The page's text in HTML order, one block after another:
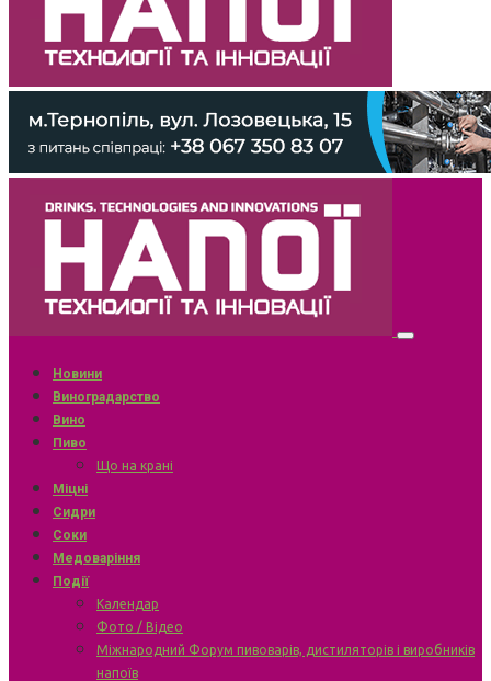
Новини
Виноградарство
Вино
Пиво
Що на крані
Міцні
Сидри
Соки
Медоваріння
Події
Календар
Фото / Відео
Міжнародний Форум пивоварів, дистиляторів і виробників
напоїв